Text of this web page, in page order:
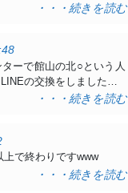
・・・続きを読む
ーで館山の北○という人
の交換をしました…
・・・続きを読む
で終わりですwww
・・・続きを読む